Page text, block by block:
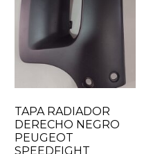
TAPA RADIADOR
DERECHO NEGRO
PEUGEOT
SPEEDFIGHT